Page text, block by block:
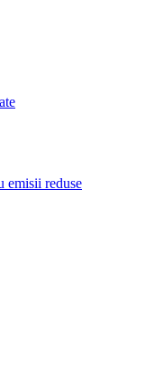
emisii reduse